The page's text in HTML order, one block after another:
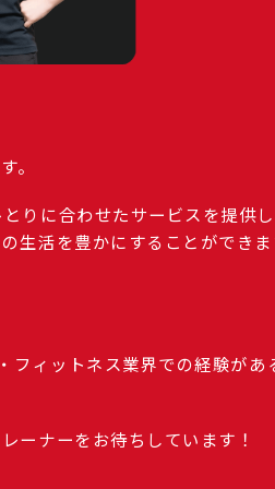
。
りに合わせたサービスを提供
生活を豊かにすることができま
フィットネス業界での経験があ
ーナーをお待ちしています！